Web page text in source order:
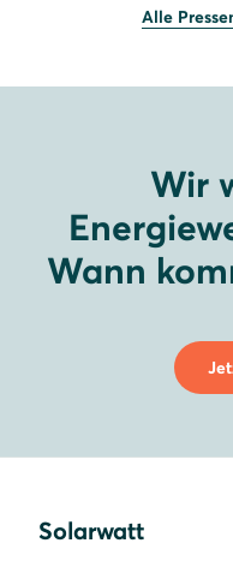
Alle
Wir
Wann
Solarwatt